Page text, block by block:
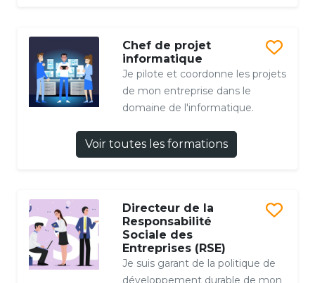
Chef de projet
informatique
Je pilote et coordonne les projets
de mon entreprise dans le
domaine de l'informatique.
Voir toutes les formations
Directeur de la
Responsabilité
Sociale des
Entreprises (RSE)
Je suis garant de la politique de
développement durable de mon